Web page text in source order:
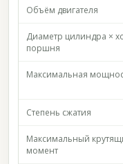
Объём двигателя
Диаметр цилиндра ×
поршня
Максимальная
Степень сжатия
Максимальный
момент